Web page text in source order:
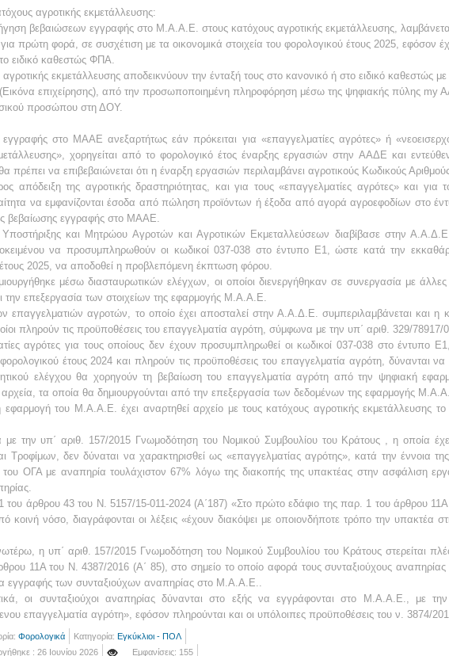
αγροτικής εκμετάλλευσης:
βεβαιώσεων εγγραφής στο Μ.Α.Α.Ε. στους κατόχους αγροτικής εκμετάλλευσης,
πρώτη φορά, σε συσχέτιση με τα οικονομικά στοιχεία του φορολογικού έτους 2025, εφόσον
ειδικό καθεστώς ΦΠΑ.
αγροτικής εκμετάλλευσης αποδεικνύουν την ένταξή τους στο κανονικό ή στο ειδικό καθεστώς
(Εικόνα επιχείρησης), από την προσωποποιημένη πληροφόρηση μέσω της ψηφιακής πύλης my
προσώπου στη ΔΟΥ.
στο ΜΑΑΕ ανεξαρτήτως εάν πρόκειται για «επαγγελματίες αγρότες» ή
χορηγείται από το φορολογικό έτος έναρξης εργασιών στην ΑΑΔΕ και
πρέπει να επιβεβαιώνεται ότι η έναρξη εργασιών περιλαμβάνει αγροτικούς Κωδικούς
απόδειξη της αγροτικής δραστηριότητας, και για τους «επαγγελματίες αγρότες» και για
να εμφανίζονται έσοδα από πώληση προϊόντων ή έξοδα από αγορά αγροεφοδίων στο
βεβαίωσης εγγραφής στο ΜΑΑΕ.
και Μητρώου Αγροτών και Αγροτικών Εκμεταλλεύσεων διαβίβασε στην
να προσυμπληρωθούν οι κωδικοί 037-038 στο έντυπο Ε1, ώστε κατά την
2025, να αποδοθεί η προβλεπόμενη έκπτωση φόρου.
μέσω διασταυρωτικών ελέγχων, οι οποίοι διενεργήθηκαν σε συνεργασία με
επεξεργασία των στοιχείων της εφαρμογής Μ.Α.Α.Ε.
επαγγελματιών αγροτών, το οποίο έχει αποσταλεί στην Α.Α.Δ.Ε. συμπεριλαμβάνεται και
πληρούν τις προϋποθέσεις του επαγγελματία αγρότη, σύμφωνα με την υπ΄ αριθ. 329/
αγρότες για τους οποίους δεν έχουν προσυμπληρωθεί οι κωδικοί 037-038 στο έντυπο
έτους 2024 και πληρούν τις προϋποθέσεις του επαγγελματία αγρότη, δύνανται
ελέγχου θα χορηγούν τη βεβαίωση του επαγγελματία αγρότη από την ψηφιακή
αρχεία, τα οποία θα δημιουργούνται από την επεξεργασία των δεδομένων της εφαρμογής
εφαρμογή του Μ.Α.Α.Ε. έχει αναρτηθεί αρχείο με τους κατόχους αγροτικής εκμετάλλευσης
την υπ΄ αριθ. 157/2015 Γνωμοδότηση του Νομικού Συμβουλίου του Κράτους , η οποία
Τροφίμων, δεν δύναται να χαρακτηρισθεί ως «επαγγελματίας αγρότης», κατά την έννοια
του ΟΓΑ με αναπηρία τουλάχιστον 67% λόγω της διακοπής της υπακτέας στην ασφάλιση
του άρθρου 43 του Ν. 5157/15-011-2024 (Α΄187) «Στο πρώτο εδάφιο της παρ. 1 του άρθρου
κοινή νόσο, διαγράφονται οι λέξεις «έχουν διακόψει με οποιονδήποτε τρόπο την υπακτέα
η υπ΄ αριθ. 157/2015 Γνωμοδότηση του Νομικού Συμβουλίου του Κράτους στερείται
11Α του Ν. 4387/2016 (Α΄ 85), στο σημείο το οποίο αφορά τους συνταξιούχους
εγγραφής των συνταξιούχων αναπηρίας στο Μ.Α.Α.Ε..
οι συνταξιούχοι αναπηρίας δύνανται στο εξής να εγγράφονται στο Μ.Α.Α.Ε., με
επαγγελματία αγρότη», εφόσον πληρούνται και οι υπόλοιπες προϋποθέσεις του ν. 3874/
Φορολογικά Κατηγορία: Εγκύκλιοι - ΠΟΛ
: 26 Ιουνίου 2026
Εμφανίσεις: 155